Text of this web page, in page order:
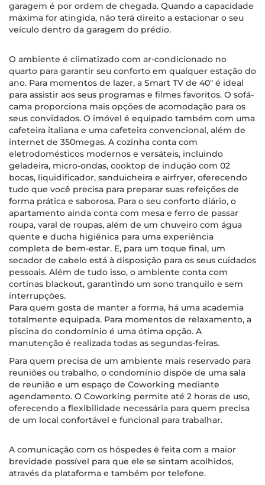
garagem é por ordem de chegada. Quando a capacidade
máxima for atingida, não terá direito a estacionar o seu
veículo dentro da garagem do prédio.
O ambiente é climatizado com ar-condicionado no
quarto para garantir seu conforto em qualquer estação do
ano. Para momentos de lazer, a Smart TV de 40" é ideal
para assistir aos seus programas e filmes favoritos. O sofá-
cama proporciona mais opções de acomodação para os
seus convidados. O imóvel é equipado também com uma
cafeteira italiana e uma cafeteira convencional, além de
internet de 350megas. A cozinha conta com
eletrodomésticos modernos e versáteis, incluindo
geladeira, micro-ondas, cooktop de indução com 02
bocas, liquidificador, sanduicheira e airfryer, oferecendo
tudo que você precisa para preparar suas refeições de
forma prática e saborosa. Para o seu conforto diário, o
apartamento ainda conta com mesa e ferro de passar
roupa, varal de roupas, além de um chuveiro com água
quente e ducha higiênica para uma experiência
completa de bem-estar. E, para um toque final, um
secador de cabelo está à disposição para os seus cuidados
pessoais. Além de tudo isso, o ambiente conta com
cortinas blackout, garantindo um sono tranquilo e sem
interrupções.
Para quem gosta de manter a forma, há uma academia
totalmente equipada. Para momentos de relaxamento, a
piscina do condomínio é uma ótima opção. A
manutenção é realizada todas as segundas-feiras.
Para quem precisa de um ambiente mais reservado para
reuniões ou trabalho, o condomínio dispõe de uma sala
de reunião e um espaço de Coworking mediante
agendamento. O Coworking permite até 2 horas de uso,
oferecendo a flexibilidade necessária para quem precisa
de um local confortável e funcional para trabalhar.
A comunicação com os hóspedes é feita com a maior
brevidade possível para que ele se sintam acolhidos,
através da plataforma e também por telefone.